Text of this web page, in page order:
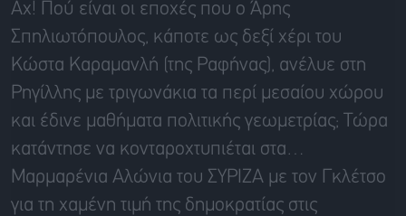
Αχ! Πού είναι οι εποχές που ο Άρης
Σπηλιωτόπουλος, κάποτε ως δεξί χέρι του
Κώστα Καραμανλή (της Ραφήνας), ανέλυε στη
Ρηγίλλης με τριγωνάκια τα περί μεσαίου χώρου
και έδινε μαθήματα πολιτικής γεωμετρίας; Τώρα
κατάντησε να κονταροχτυπιέται στα…
Μαρμαρένια Αλώνια του ΣΥΡΙΖΑ με τον Γκλέτσο
για τη χαμένη τιμή της δημοκρατίας στις